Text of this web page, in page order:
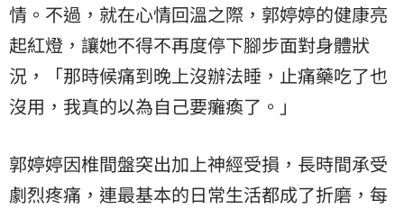
情。不過，就在心情回溫之際，郭婷婷的健康亮
起紅燈，讓她不得不再度停下腳步面對身體狀
況，「那時候痛到晚上沒辦法睡，止痛藥吃了也
沒用，我真的以為自己要癱瘓了。」
郭婷婷因椎間盤突出加上神經受損，長時間承受
劇烈疼痛，連最基本的日常生活都成了折磨，每